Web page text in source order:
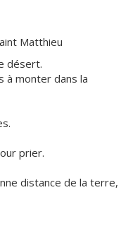
Matthieu
désert.
à monter dans la
prier.
distance de la terre,